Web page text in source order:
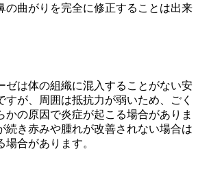
の曲がりを完全に修正することは出来
ゼは体の組織に混入することがない安
すが、周囲は抵抗力が弱いため、ごく
かの原因で炎症が起こる場合がありま
続き赤みや腫れが改善されない場合は
場合があります。